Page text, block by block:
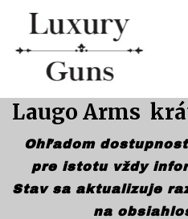
Laugo Arms
Ohľadom
pre istotu vždy
Stav sa aktualizuje
na